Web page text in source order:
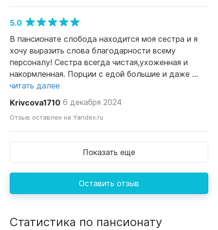
5.0
В пансионате слобода находится моя сестра и я
хочу выразить слова благодарности всему
персоналу! Сестра всегда чистая,ухоженная и
накормленная. Порции с едой большие и даже ...
читать далее
Krivcova1710 6 декабря 2024
Отзыв оставлен на Yandex.ru
Показать еще
Оставить отзыв
Статистика по пансионату